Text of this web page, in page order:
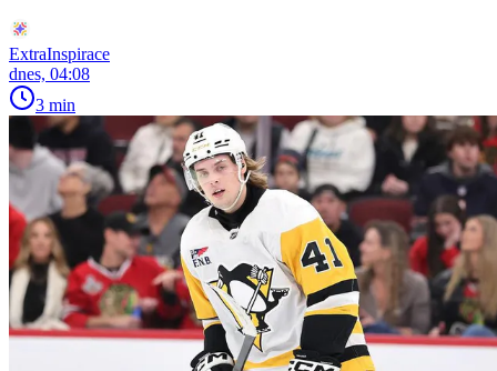
ExtraInspirace
dnes, 04:08
3 min